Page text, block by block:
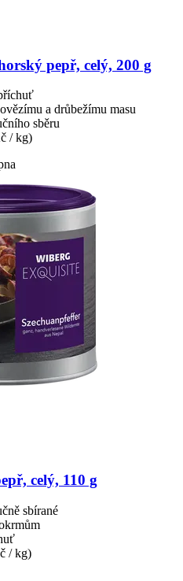
pepř, celý, 200 g
a drůbežímu masu
sběru
/ kg)
celý, 110 g
sbírané
/ kg)